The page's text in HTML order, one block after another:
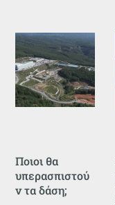
Ποιοι θα
υπερασπιστού
ν τα δάση;